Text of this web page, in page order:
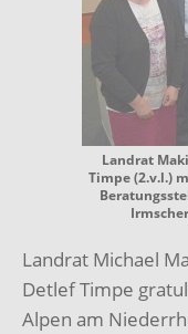
Landrat
Timpe (2.v.l.)
Landrat Michael
Detlef Timpe
Alpen am